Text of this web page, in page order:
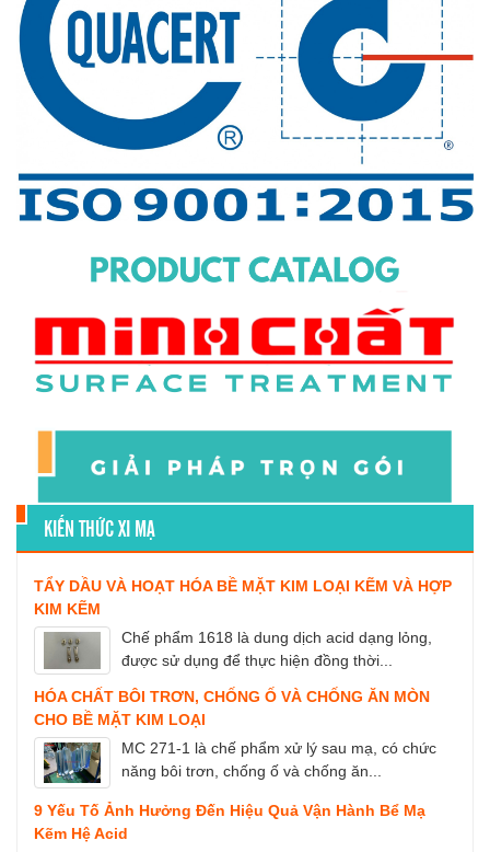
KIẾN THỨC XI MẠ
TẨY DẦU VÀ HOẠT HÓA BỀ MẶT KIM LOẠI KẼM VÀ HỢP
KIM KẼM
Chế phẩm 1618 là dung dịch acid dạng lỏng,
được sử dụng để thực hiện đồng thời...
HÓA CHẤT BÔI TRƠN, CHỐNG Ố VÀ CHỐNG ĂN MÒN
CHO BỀ MẶT KIM LOẠI
MC 271-1 là chế phẩm xử lý sau mạ, có chức
năng bôi trơn, chống ố và chống ăn...
9 Yếu Tố Ảnh Hưởng Đến Hiệu Quả Vận Hành Bể Mạ
Kẽm Hệ Acid